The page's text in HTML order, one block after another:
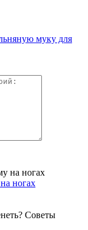
муку для
ногах